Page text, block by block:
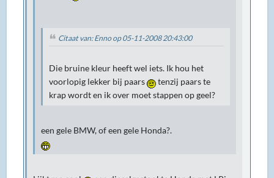
Citaat van: Enno op 05-11-2008 20:43:00
Die bruine kleur heeft wel iets. Ik hou het
voorlopig lekker bij paars
tenzij paars te
krap wordt en ik over moet stappen op geel?
een gele BMW, of een gele Honda?.